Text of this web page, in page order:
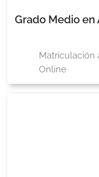
Grado Medio
Matriculación
Online